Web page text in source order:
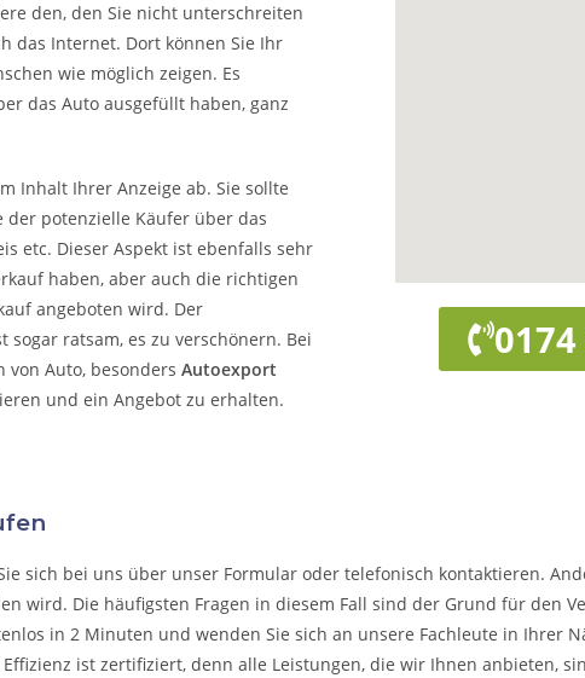
den, den Sie nicht unterschreiten
das Internet. Dort können Sie Ihr
wie möglich zeigen. Es
das Auto ausgefüllt haben, ganz
Inhalt Ihrer Anzeige ab. Sie sollte
potenzielle Käufer über das
etc. Dieser Aspekt ist ebenfalls sehr
haben, aber auch die richtigen
angeboten wird. Der
ratsam, es zu verschönern. Bei
von Auto, besonders Autoexport
und ein Angebot zu erhalten.
sich bei uns über unser Formular oder telefonisch kontaktieren.
wird. Die häufigsten Fragen in diesem Fall sind der Grund für den
in 2 Minuten und wenden Sie sich an unsere Fachleute in Ihrer
Effizienz ist zertifiziert, denn alle Leistungen, die wir Ihnen anbieten,